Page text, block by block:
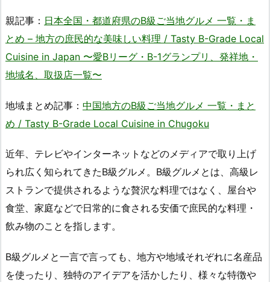
親記事： 日本全国・都道府県のB級ご当地グルメ 一覧・ま
とめ – 地方の庶民的な美味しい料理 / Tasty B-Grade Local
Cuisine in Japan 〜愛Bリーグ・B-1グランプリ、発祥地・
地域名、取扱店一覧〜
地域まとめ記事： 中国地方のB級ご当地グルメ 一覧・まと
め / Tasty B-Grade Local Cuisine in Chugoku
近年、テレビやインターネットなどのメディアで取り上げ
られ広く知られてきたB級グルメ。B級グルメとは、高級レ
ストランで提供されるような贅沢な料理ではなく、屋台や
食堂、家庭などで日常的に食される安価で庶民的な料理・
飲み物のことを指します。
B級グルメと一言で言っても、地方や地域それぞれに名産品
を使ったり、独特のアイデアを活かしたり、様々な特徴や